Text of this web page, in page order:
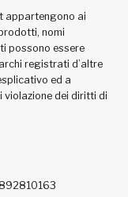
appartengono ai
nomi
possono essere
registrati d’altre
ed a
violazione dei diritti di